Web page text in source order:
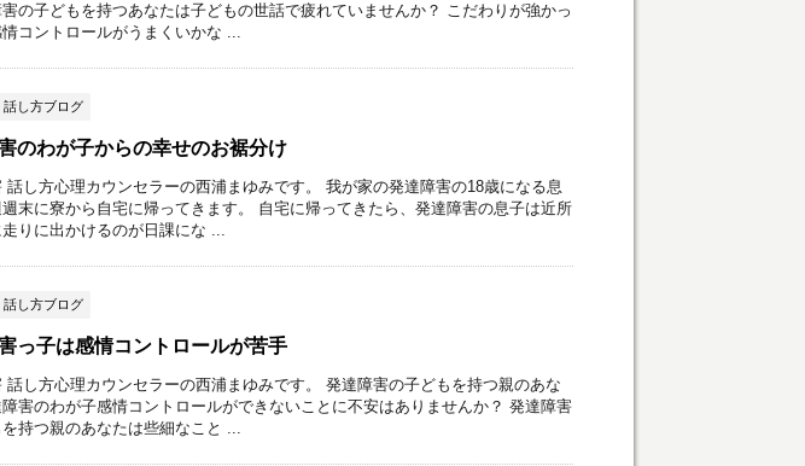
害の子どもを持つあなたは子どもの世話で疲れていませんか？ こだわりが強かっ
コントロールがうまくいかな ...
話し方ブログ
のわが子からの幸せのお裾分け
話し方心理カウンセラーの西浦まゆみです。 我が家の発達障害の18歳になる息
末に寮から自宅に帰ってきます。 自宅に帰ってきたら、発達障害の息子は近所
りに出かけるのが日課にな ...
話し方ブログ
っ子は感情コントロールが苦手
話し方心理カウンセラーの西浦まゆみです。 発達障害の子どもを持つ親のあな
害のわが子感情コントロールができないことに不安はありませんか？ 発達障害
持つ親のあなたは些細なこと ...